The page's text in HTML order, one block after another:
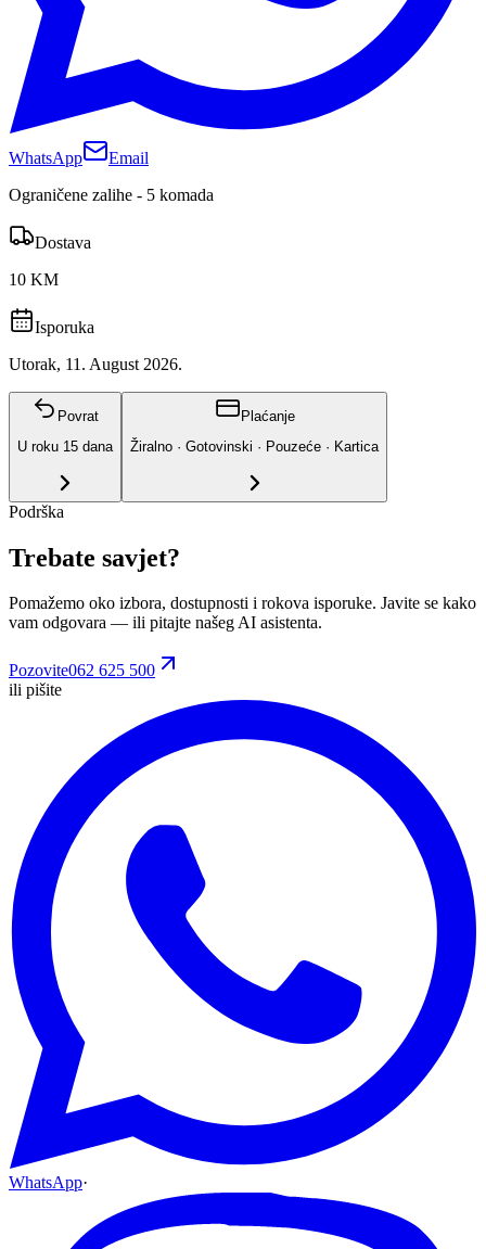
WhatsApp
Email
Ograničene zalihe - 5 komada
Dostava
10 KM
Isporuka
Utorak, 11. August 2026.
Povrat
U roku 15 dana
Plaćanje
Žiralno · Gotovinski · Pouzeće · Kartica
Podrška
Trebate savjet?
Pomažemo oko izbora, dostupnosti i rokova isporuke. Javite se kako
vam odgovara — ili pitajte našeg AI asistenta.
Pozovite062 625 500
ili pišite
WhatsApp·